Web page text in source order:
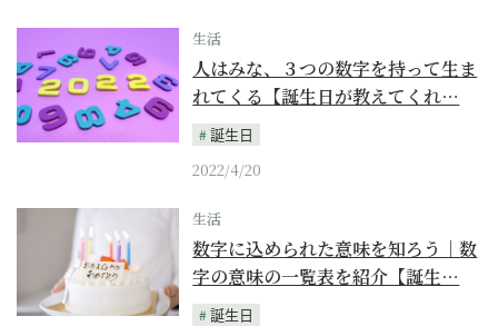
生活
人はみな、３つの数字を持って生ま
れてくる【誕生日が教えてくれ…
誕生日
2022/4/20
生活
数字に込められた意味を知ろう｜数
字の意味の一覧表を紹介【誕生…
誕生日